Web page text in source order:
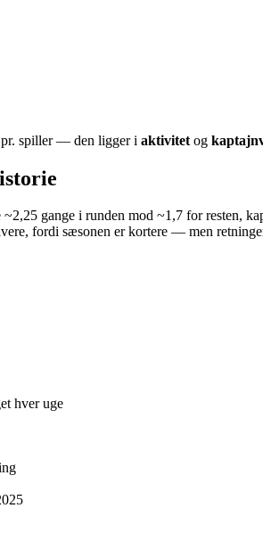
spiller — den ligger i aktivitet og
gange i runden mod ~1,7 for resten,
fordi sæsonen er kortere — men
hver uge